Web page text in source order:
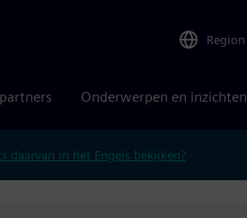
Region
Onderwerpen en inzichten
daarvan in het Engels bekijken?